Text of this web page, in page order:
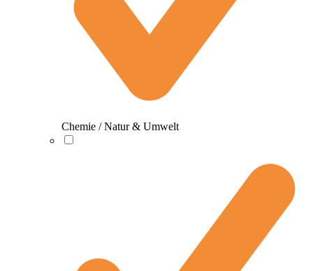
Chemie / Natur & Umwelt